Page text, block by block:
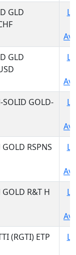
GLD
GLD
SOLID GOLD-
GOLD RSPNS
GOLD R&T H
(RGTI) ETP